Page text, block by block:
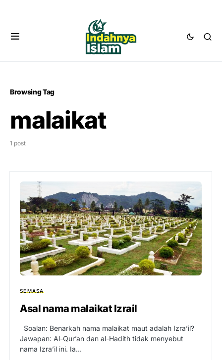
Browsing Tag
malaikat
1 post
SEMASA
Asal nama malaikat Izrail
Soalan: Benarkah nama malaikat maut adalah Izra’il?
Jawapan: Al-Qur’an dan al-Hadith tidak menyebut
nama Izra’il ini. Ia…